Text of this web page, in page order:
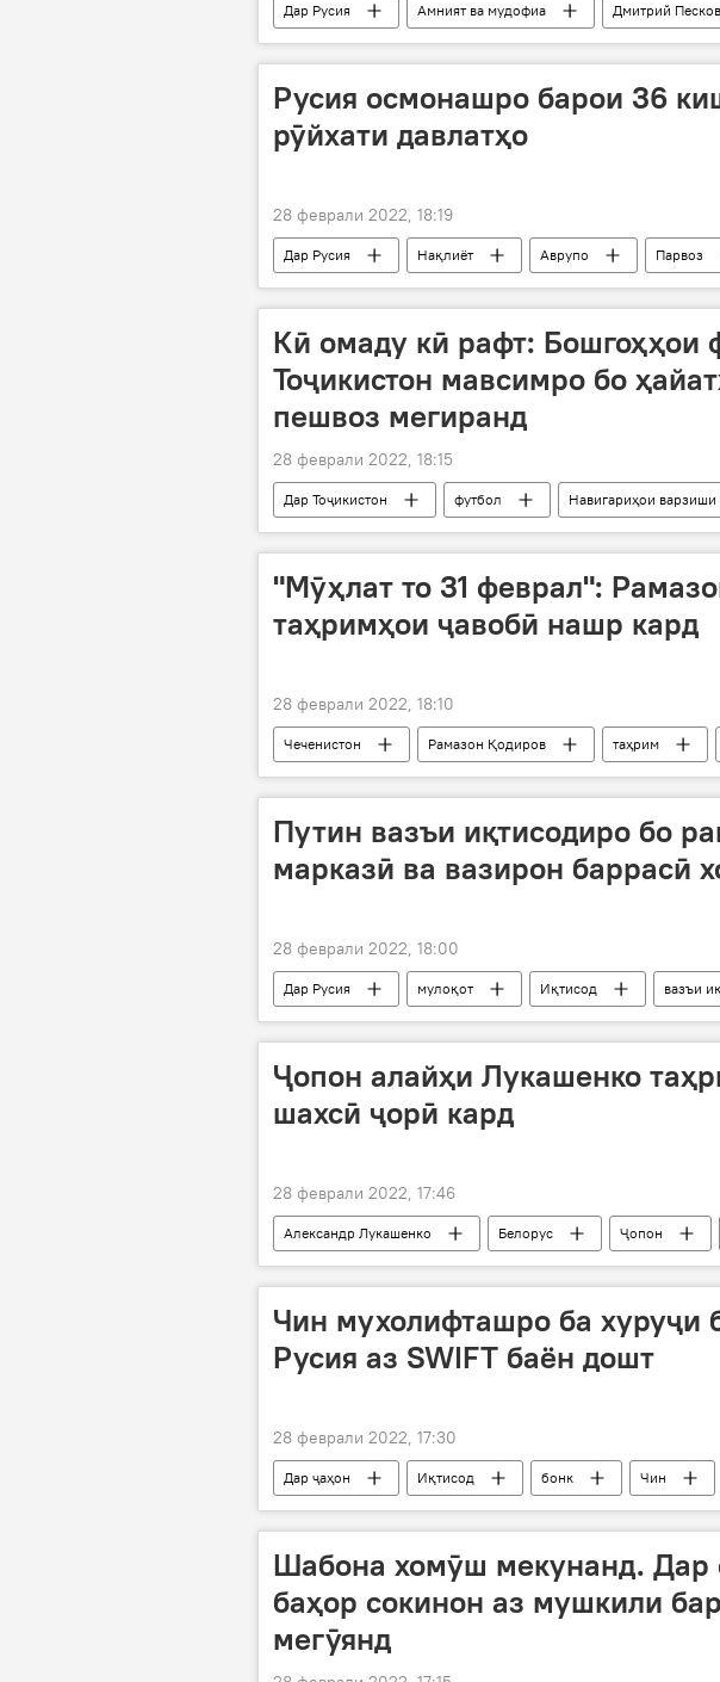
Дар Русия Амният ва мудофиа Дмитрий Песков
Иттиҳоди Аврупо
аслиҳа
Амалиёти вижаи
Русия осмонашро барои 36
рӯйхати давлатҳо
28 феврали 2022, 18:19
Дар Русия Нақлиёт Аврупо Парвоз
Кӣ омаду кӣ рафт: Бошгоҳҳои
Тоҷикистон мавсимро бо
пешвоз мегиранд
28 феврали 2022, 18:15
Дар Тоҷикистон футбол Навигариҳои варзиши
"Мӯҳлат то 31 феврал":
таҳримҳои ҷавобӣ нашр кард
28 феврали 2022, 18:10
Чеченистон Рамазон Қодиров таҳрим
Путин вазъи иқтисодиро бо
марказӣ ва вазирон баррасӣ
28 феврали 2022, 18:00
Дар Русия мулоқот Иқтисод вазъи
Ҷопон алайҳи Лукашенко
шахсӣ ҷорӣ кард
28 феврали 2022, 17:46
Александр Лукашенко Белорус Ҷопон
Чин мухолифташро ба хуруҷи
Русия аз SWIFT баён дошт
28 феврали 2022, 17:30
Дар ҷаҳон Иқтисод бонк Чин
Шабона хомӯш мекунанд. Дар
баҳор сокинон аз мушкили
мегӯянд